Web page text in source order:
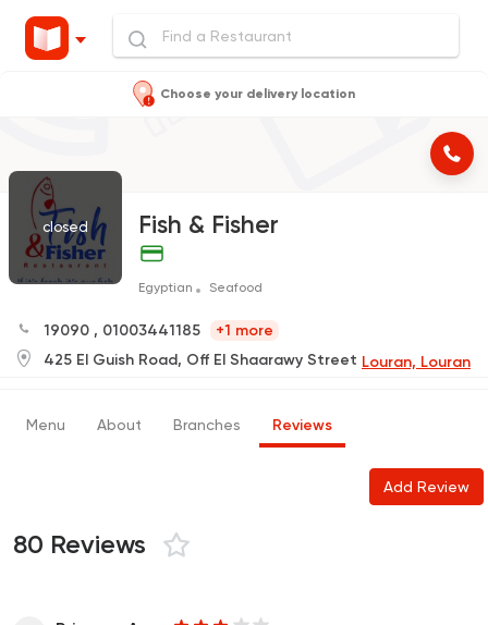
Choose your delivery location
closed Fish & Fisher
Egyptian Seafood
19090 , 01003441185
+1 more
425 El Guish Road, Off El Shaarawy Street Louran, Louran
Menu About Branches Reviews
Add Review
80 Reviews